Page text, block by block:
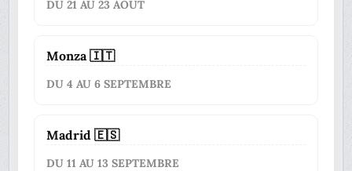
DU 21 AU 23 AOÛT
Monza 🇮🇹
DU 4 AU 6 SEPTEMBRE
Madrid 🇪🇸
DU 11 AU 13 SEPTEMBRE